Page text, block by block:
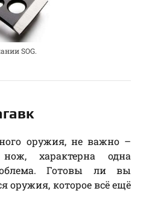
SOG.
оружия, не важно –
характерна одна
Готовы ли вы
оружия, которое всё ещё